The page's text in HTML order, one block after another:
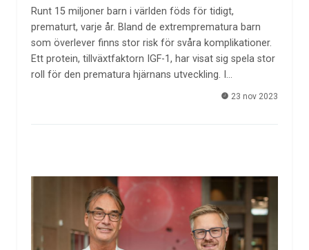
Runt 15 miljoner barn i världen föds för tidigt,
prematurt, varje år. Bland de extremprematura barn
som överlever finns stor risk för svåra komplikationer.
Ett protein, tillväxtfaktorn IGF-1, har visat sig spela stor
roll för den prematura hjärnans utveckling. I…
23 nov 2023